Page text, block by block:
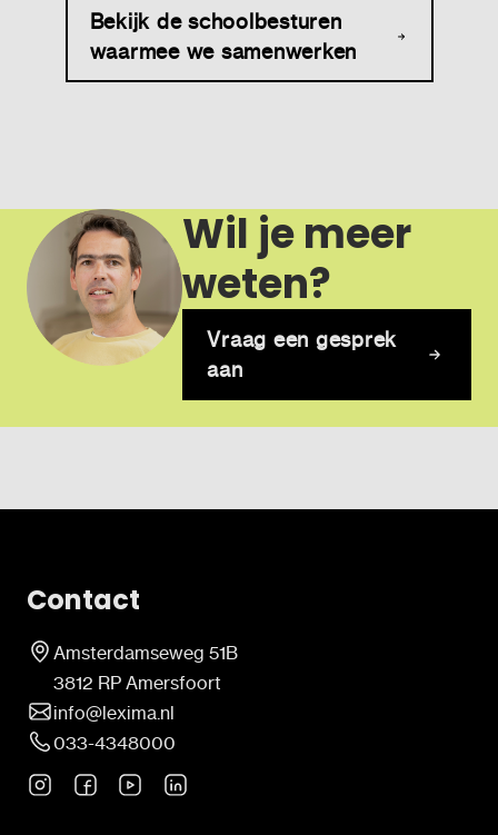
Bekijk de schoolbesturen
waarmee we samenwerken
Wil je meer
weten?
Vraag een gesprek
aan
Contact
Amsterdamseweg 51B
3812 RP Amersfoort
info@lexima.nl
033-4348000